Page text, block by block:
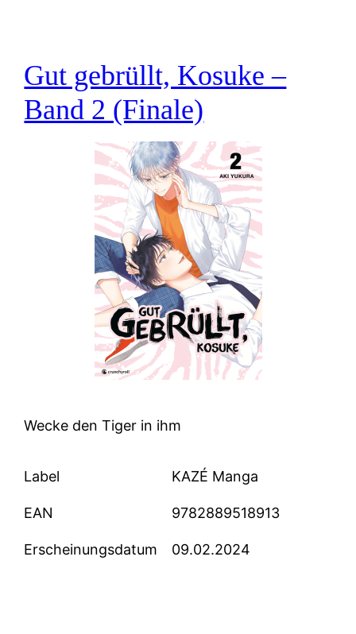
Gut gebrüllt, Kosuke –
Band 2 (Finale)
Wecke den Tiger in ihm
Label KAZÉ Manga
EAN 9782889518913
Erscheinungsdatum 09.02.2024